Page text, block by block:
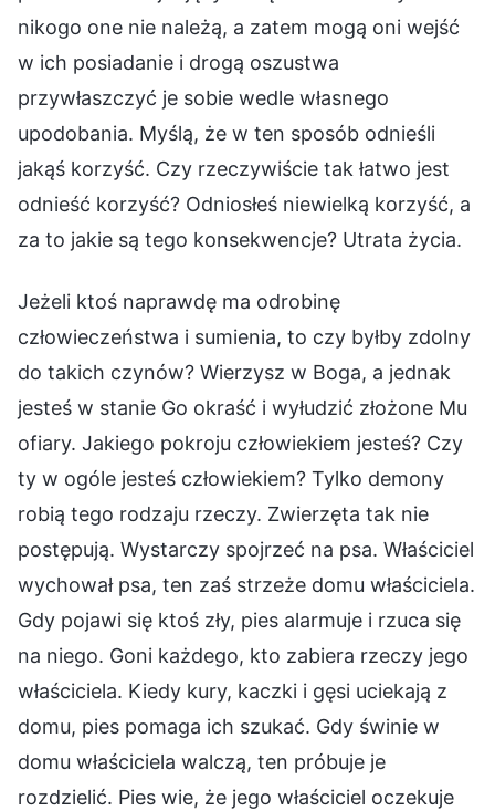
nikogo one nie należą, a zatem mogą oni wejść
w ich posiadanie i drogą oszustwa
przywłaszczyć je sobie wedle własnego
upodobania. Myślą, że w ten sposób odnieśli
jakąś korzyść. Czy rzeczywiście tak łatwo jest
odnieść korzyść? Odniosłeś niewielką korzyść, a
za to jakie są tego konsekwencje? Utrata życia.
Jeżeli ktoś naprawdę ma odrobinę
człowieczeństwa i sumienia, to czy byłby zdolny
do takich czynów? Wierzysz w Boga, a jednak
jesteś w stanie Go okraść i wyłudzić złożone Mu
ofiary. Jakiego pokroju człowiekiem jesteś? Czy
ty w ogóle jesteś człowiekiem? Tylko demony
robią tego rodzaju rzeczy. Zwierzęta tak nie
postępują. Wystarczy spojrzeć na psa. Właściciel
wychował psa, ten zaś strzeże domu właściciela.
Gdy pojawi się ktoś zły, pies alarmuje i rzuca się
na niego. Goni każdego, kto zabiera rzeczy jego
właściciela. Kiedy kury, kaczki i gęsi uciekają z
domu, pies pomaga ich szukać. Gdy świnie w
domu właściciela walczą, ten próbuje je
rozdzielić. Pies wie, że jego właściciel oczekuje